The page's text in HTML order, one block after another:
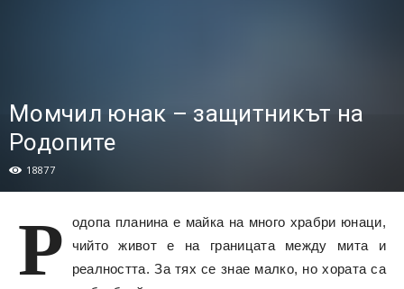
Момчил юнак – защитникът на
Родопите
18877
Р
одопа планина е майка на много храбри юнаци,
чийто живот е на границата между мита и
реалността. За тях се знае малко, но хората са